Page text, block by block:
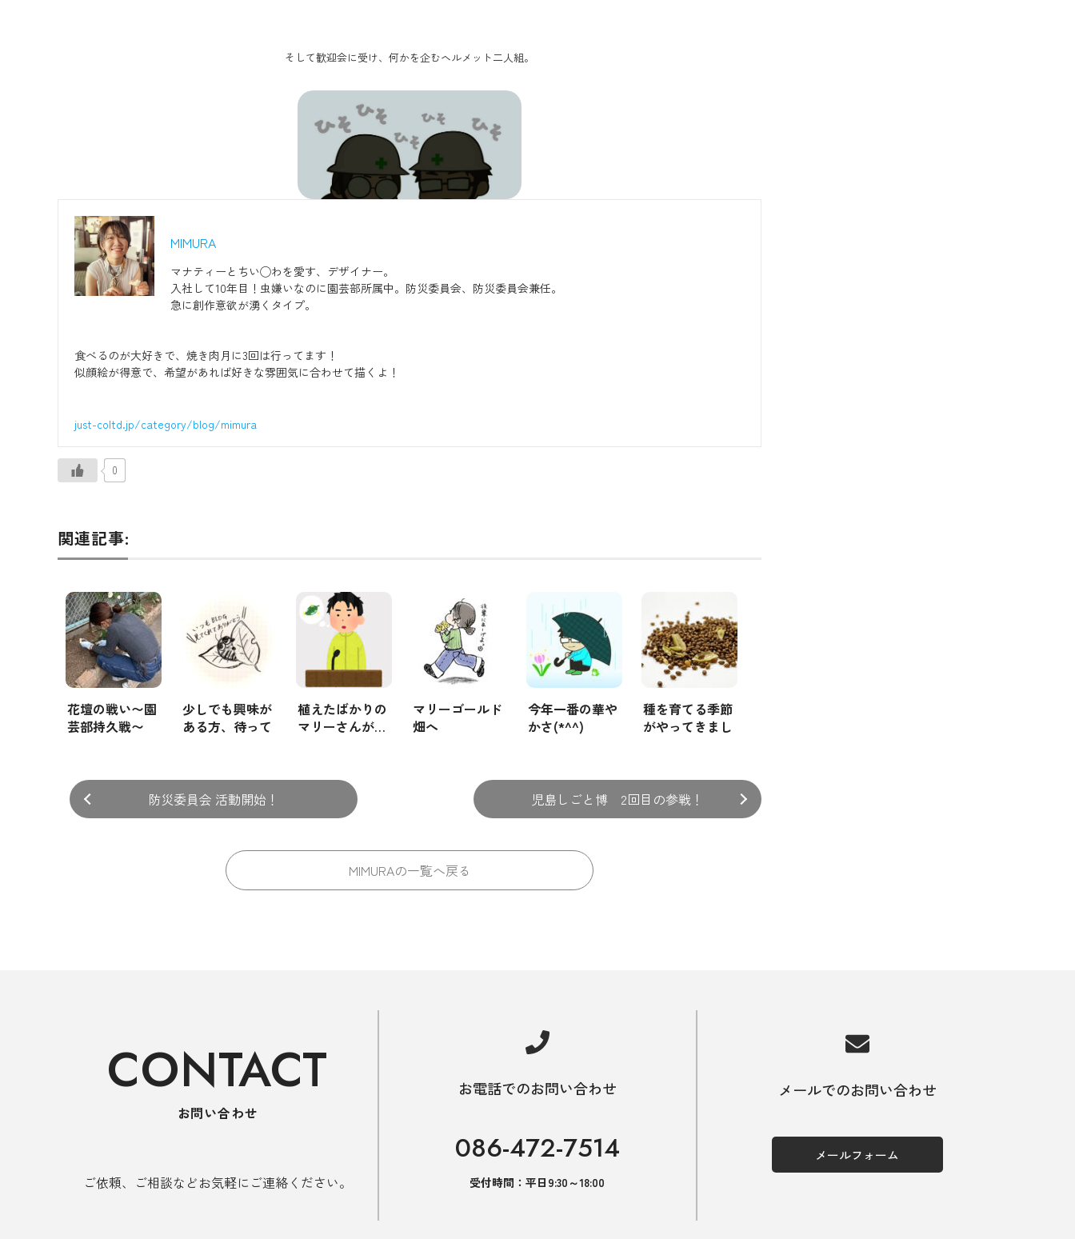
そして歓迎会に受け、何かを企むヘルメット二人組。
MIMURA
マナティーとちい◯わを愛す、デザイナー。
入社して10年目！虫嫌いなのに園芸部所属中。防災委員会、防災委員会兼任。
急に創作意欲が湧くタイプ。
食べるのが大好きで、焼き肉月に3回は行ってます！
似顔絵が得意で、希望があれば好きな雰囲気に合わせて描くよ！
just-coltd.jp/category/blog/mimura
0
関連記事:
花壇の戦い〜園
芸部持久戦〜
少しでも興味が
ある方、待って
植えたばかりの
マリーさんが…
マリーゴールド
畑へ
今年一番の華や
かさ(*^^)
種を育てる季節
がやってきまし
防災委員会 活動開始！ 児島しごと博 2回目の参戦！
MIMURAの一覧へ戻る
CONTACT
お問い合わせ
ご依頼、ご相談などお気軽にご連絡ください。
お電話でのお問い合わせ
086-472-7514
受付時間：平日9:30～18:00
メールでのお問い合わせ
メールフォーム